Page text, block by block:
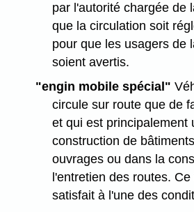
par l'autorité chargée de
que la circulation soit
pour que les usagers de
soient avertis.
"engin mobile spécial"
circule sur route que de
et qui est principalement
construction de
ouvrages ou dans la
l'entretien des routes.
satisfait à l'une des